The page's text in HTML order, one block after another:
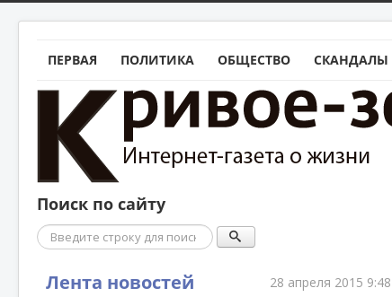
ПЕРВАЯ ПОЛИТИКА ОБЩЕСТВО СКАНДАЛЫ
Поиск по сайту
Поиск
Лента новостей 28 апреля 2015 9:48